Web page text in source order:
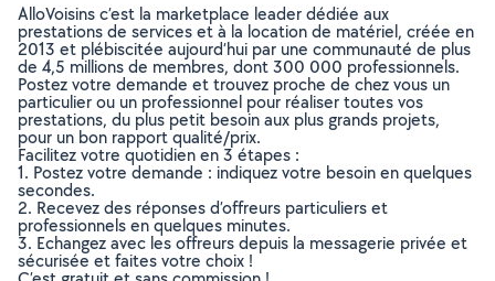
AlloVoisins c’est la marketplace leader dédiée aux
prestations de services et à la location de matériel, créée en
2013 et plébiscitée aujourd’hui par une communauté de plus
de 4,5 millions de membres, dont 300 000 professionnels.
Postez votre demande et trouvez proche de chez vous un
particulier ou un professionnel pour réaliser toutes vos
prestations, du plus petit besoin aux plus grands projets,
pour un bon rapport qualité/prix.
Facilitez votre quotidien en 3 étapes :
1. Postez votre demande : indiquez votre besoin en quelques
secondes.
2. Recevez des réponses d’offreurs particuliers et
professionnels en quelques minutes.
3. Echangez avec les offreurs depuis la messagerie privée et
sécurisée et faites votre choix !